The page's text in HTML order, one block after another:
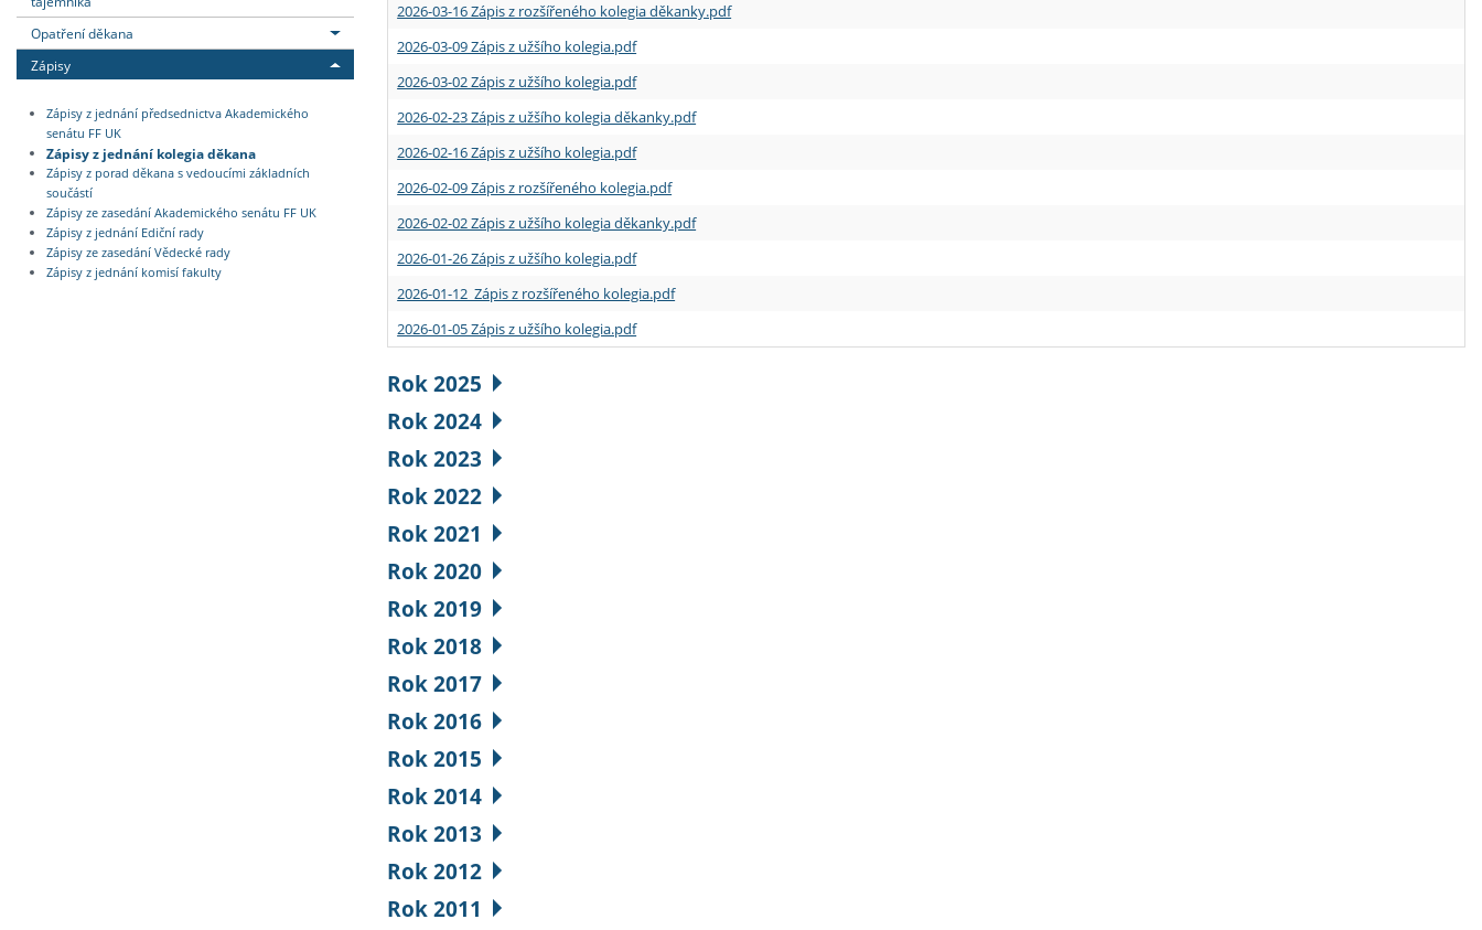
Opatření děkana
Zápisy
Zápisy z jednání předsednictva Akademického
senátu FF UK
Zápisy z jednání kolegia děkana
Zápisy z porad děkana s vedoucími základních
součástí
Zápisy ze zasedání Akademického senátu FF UK
Zápisy z jednání Ediční rady
Zápisy ze zasedání Vědecké rady
Zápisy z jednání komisí fakulty
2026-03-16 Zápis z rozšířeného kolegia děkanky.pdf
2026-03-09 Zápis z užšího kolegia.pdf
2026-03-02 Zápis z užšího kolegia.pdf
2026-02-23 Zápis z užšího kolegia děkanky.pdf
2026-02-16 Zápis z užšího kolegia.pdf
2026-02-09 Zápis z rozšířeného kolegia.pdf
2026-02-02 Zápis z užšího kolegia děkanky.pdf
2026-01-26 Zápis z užšího kolegia.pdf
2026-01-12 Zápis z rozšířeného kolegia.pdf
2026-01-05 Zápis z užšího kolegia.pdf
Rok 2025
Rok 2024
Rok 2023
Rok 2022
Rok 2021
Rok 2020
Rok 2019
Rok 2018
Rok 2017
Rok 2016
Rok 2015
Rok 2014
Rok 2013
Rok 2012
Rok 2011